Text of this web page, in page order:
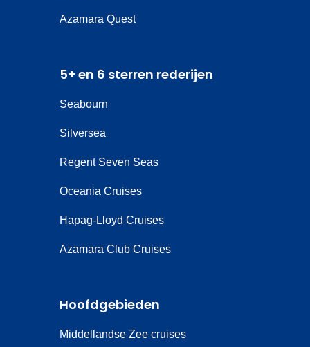
Azamara Quest
5+ en 6 sterren rederijen
Seabourn
Silversea
Regent Seven Seas
Oceania Cruises
Hapag-Lloyd Cruises
Azamara Club Cruises
Hoofdgebieden
Middellandse Zee cruises